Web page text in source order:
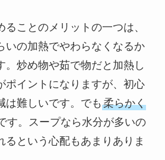
ことのメリットの一つは、
いの加熱でやわらなくなるか
。炒め物や茹で物だと加熱し
ポイントになりますが、初心
は難しいです。でも 柔らかく
す。スープなら水分が多いの
るという心配もあまりありま